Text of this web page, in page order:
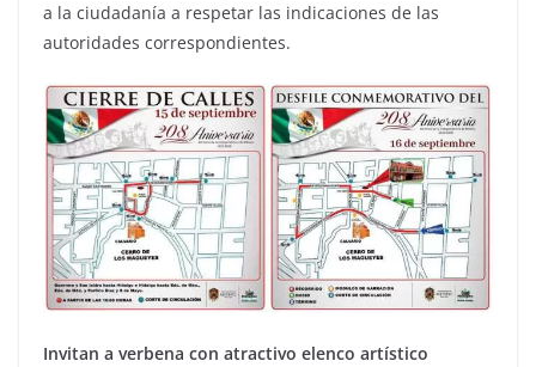
a la ciudadanía a respetar las indicaciones de las
autoridades correspondientes.
Invitan a verbena con atractivo elenco artístico